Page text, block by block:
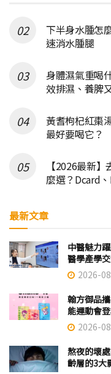
下半身水腫怎
速消水腫腿
身體濕氣重喝
效排濕、養脾
黃耆枸杞紅棗
最好要喝它？
【2026最新
麼選？Dcard
最新文章
中醫魅力
醫學產學交
2026-
翰方御品
能運動會
2026-
熬夜的壞
齡層的3大